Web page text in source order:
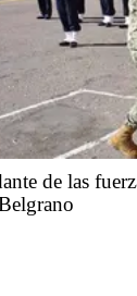
de las